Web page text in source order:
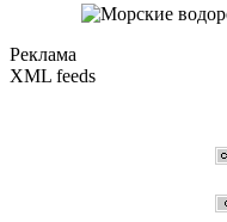
Реклама
XML feeds